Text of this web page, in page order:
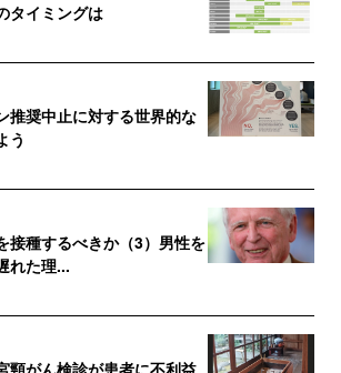
タイミングは
推奨中止に対する世界的な
う
接種するべきか（3）男性を
れた理...
頸がん検診が患者に不利益